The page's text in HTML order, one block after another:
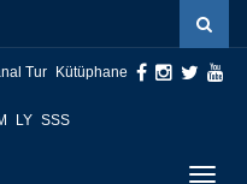
Tur Kütüphane
LY SSS